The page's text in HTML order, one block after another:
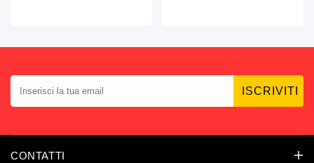
ISCRIVITI
CONTATTI